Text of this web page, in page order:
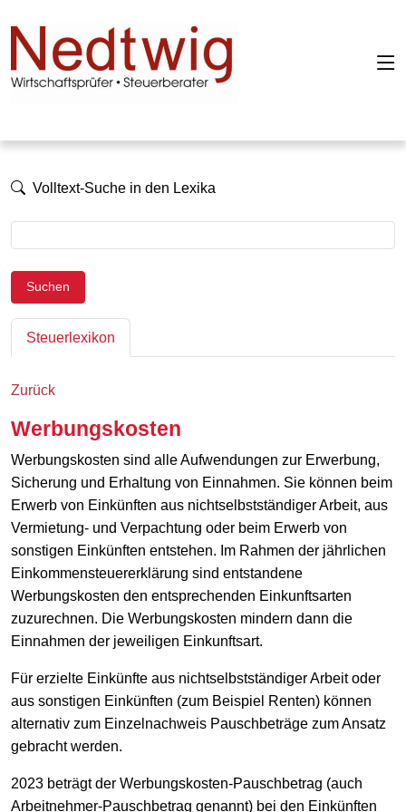
Volltext-Suche in den Lexika
Suchen
Steuerlexikon
Zurück
Werbungskosten
Werbungskosten sind alle Aufwendungen zur Erwerbung,
Sicherung und Erhaltung von Einnahmen. Sie können beim
Erwerb von Einkünften aus nichtselbstständiger Arbeit, aus
Vermietung- und Verpachtung oder beim Erwerb von
sonstigen Einkünften entstehen. Im Rahmen der jährlichen
Einkommensteuererklärung sind entstandene
Werbungskosten den entsprechenden Einkunftsarten
zuzurechnen. Die Werbungskosten mindern dann die
Einnahmen der jeweiligen Einkunftsart.
Für erzielte Einkünfte aus nichtselbstständiger Arbeit oder
aus sonstigen Einkünften (zum Beispiel Renten) können
alternativ zum Einzelnachweis Pauschbeträge zum Ansatz
gebracht werden.
2023 beträgt der Werbungskosten-Pauschbetrag (auch
Arbeitnehmer-Pauschbetrag genannt) bei den Einkünften